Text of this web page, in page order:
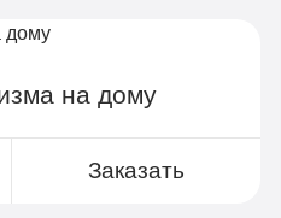
на дому
Заказать